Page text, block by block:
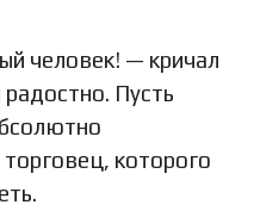
человек! — кричал
Пусть
которого